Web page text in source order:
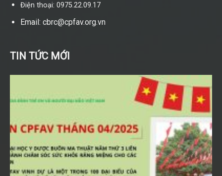
Điện thoại: 0975.22.09.17
Email: cbrc@cpfav.org.vn
TIN TỨC MỚI